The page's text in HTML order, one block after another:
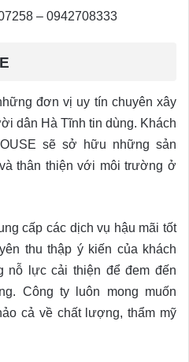
– 0942708333
đơn vị uy tín chuyên xây
dân Hà Tĩnh tin dùng. Khách
sẽ sở hữu những sản
thân thiện với môi trường ở
cấp các dịch vụ hậu mãi tốt
thu thập ý kiến của khách
nỗ lực cải thiện để đem đến
Công ty luôn mong muốn
cả về chất lượng, thẩm mỹ